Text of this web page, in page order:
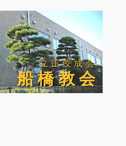
立正佼成会
立正佼成会
船 橋 教 会
船 橋 教 会